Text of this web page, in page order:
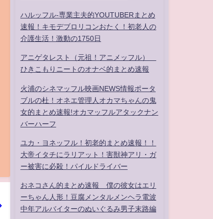
ハルッフル-専業主夫的YOUTUBERまとめ
速報！キモデブロリコンおたく！初老人の
介護生活！激動の1750日
アニゲタレスト（元祖！アニメッフル）
ひきこもりニートのオナベ的まとめ速報
火浦のシネマッフル映画NEWS情報ポータ
ブルの杜！オネエ管理人オカマちゃんの鬼
女的まとめ速報!オカマッフルアタックナン
バーハーフ
ユカ・ヨネッフル！初老的まとめ速報！！
大帝イタチにラリアット！害獣神アリ・ガ
ー被害に必殺！パイルドライバー
おネコさん的まとめ速報 僕の彼女はエリ
ーちゃん人形！豆腐メンタルメンヘラ電波
中年アルバイターのぬいぐるみ男子末路編